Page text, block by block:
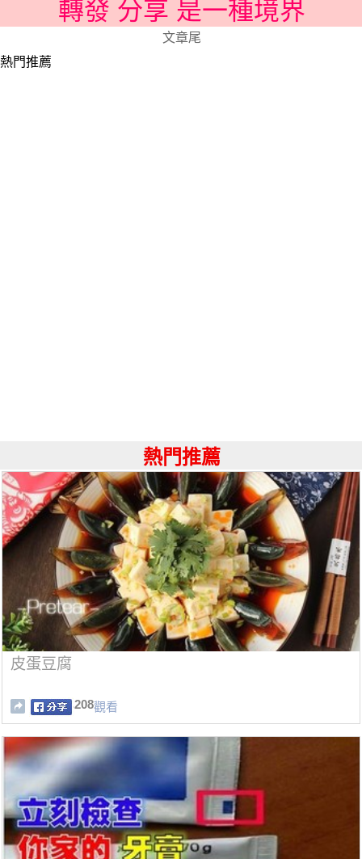
轉發 分享 是一種境界
文章尾
熱門推薦
熱門推薦
皮蛋豆腐
208觀看